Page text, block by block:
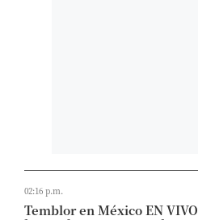
02:16 p.m.
Temblor en México EN VIVO